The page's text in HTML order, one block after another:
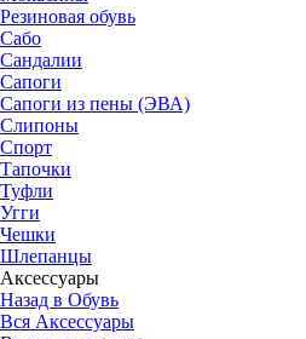
Резиновая обувь
Сабо
Сандалии
Сапоги
Сапоги из пены (ЭВА)
Слипоны
Спорт
Тапочки
Туфли
Угги
Чешки
Шлепанцы
Аксессуары
Назад в Обувь
Вся Аксессуары